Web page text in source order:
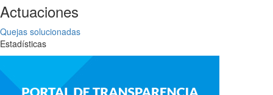
Actuaciones
Quejas solucionadas
Estadísticas